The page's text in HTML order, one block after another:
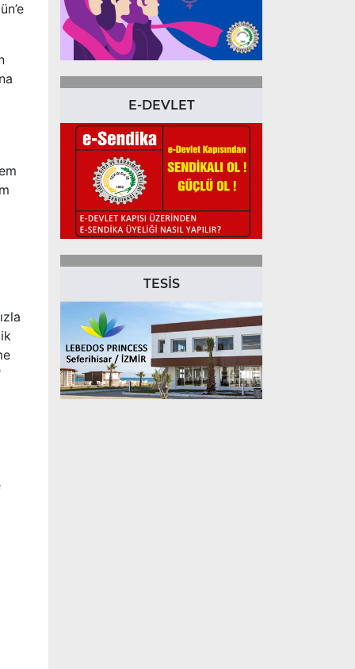
E-DEVLET
TESİS